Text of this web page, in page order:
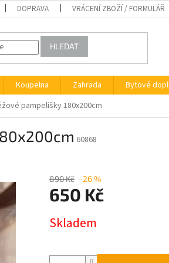
DOPRAVA VRÁCENÍ ZBOŽÍ / FORMULÁŘ
HLEDAT
Koupelna Zahrada Bytové
pampelišky 180x200cm
60868
890 Kč –26 %
650 Kč
cena:
Skladem